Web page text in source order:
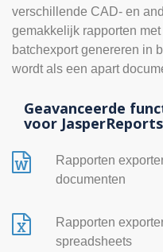
verschillende CAD- en
gemakkelijk rapporten
batchexport genereren in
wordt als een apart
Geavanceerde
voor JasperReports
Rapporten
documenten
Rapporten
spreadsheets